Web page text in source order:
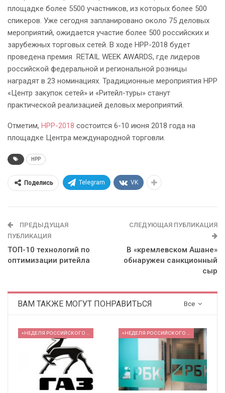
площадке более 5500 участников, из которых более 500
спикеров. Уже сегодня запланировано около 75 деловых
мероприятий, ожидается участие более 500 российских и
зарубежных торговых сетей. В ходе НРР-2018 будет
проведена премия RETAIL WEEK AWARDS, где лидеров
российской федеральной и региональной розницы
наградят в 23 номинациях. Традиционные мероприятия НРР
«Центр закупок сетей» и «Ритейл-туры» станут
практической реализацией деловых мероприятий.
Отметим, НРР-2018 состоится 6-10 июня 2018 года на
площадке Центра международной торговли.
НРР
Поделись Telegram VK
ПРЕДЫДУЩАЯ
ПУБЛИКАЦИЯ
ТОП-10 технологий по
оптимизации ритейла
СЛЕДУЮЩАЯ ПУБЛИКАЦИЯ
В «кремлевском Ашане»
обнаружен санкционный
сыр
Все
ВАМ ТАКЖЕ МОГУТ ПОНРАВИТЬСЯ
«НЕДЕЛЯ РОССИЙСКОГО РИТЕЙЛА» 2026 «НЕДЕЛЯ РОССИЙСКОГО РИТЕЙЛА» 2026